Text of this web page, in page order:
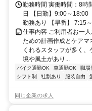
勤務時間 実働時間：8時
日 【日勤】9:00～
勤務あり 【早番】 7:15
仕事内容 ご利用者お一
ための計画作成とケアマ
くれるスタッフが多く
境や風土があり...
バイク通勤OK 車通勤OK 職場
シフト制
社割あり 服装自由
同じ企業の求人